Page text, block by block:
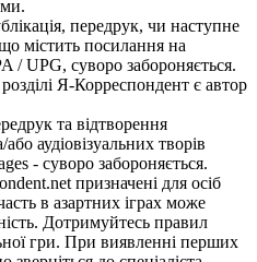
передрук, чи наступне
містить посилання на
/ UPG, суворо забороняється.
Я-Корреспондент є автор
та відтворення
аудіовізуальних творів
- суворо забороняється.
призначені для осіб
в азартних іграх може
Дотримуйтесь правил
гри. При виявленні перших